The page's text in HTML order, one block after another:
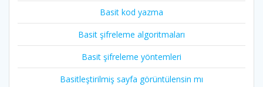
Basit kod yazma
Basit şifreleme algoritmaları
Basit şifreleme yöntemleri
Basitleştirilmiş sayfa görüntülensin mı